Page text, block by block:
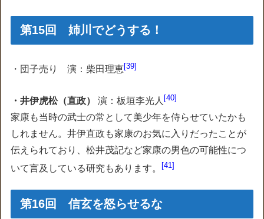
第15回 姉川でどうする！
・団子売り 演：柴田理恵 39
・井伊虎松（直政） 演：板垣李光人 40
家康も当時の武士の常として美少年を侍らせていたかも
しれません。井伊直政も家康のお気に入りだったことが
伝えられており、松井茂記など家康の男色の可能性につ
いて言及している研究もあります。
41
第16回 信玄を怒らせるな